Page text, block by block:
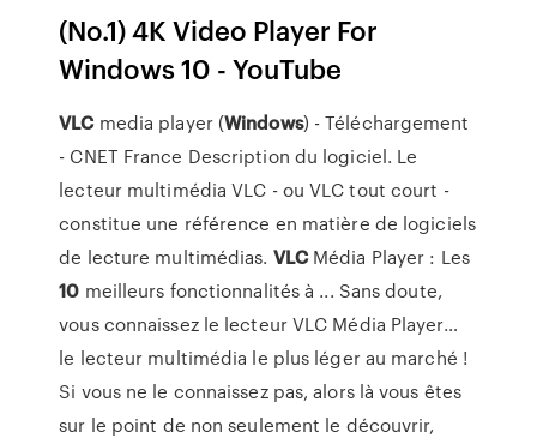
(No.1) 4K Video Player For
Windows 10 - YouTube
VLCmedia player (Windows) - Téléchargement
- CNET France Description du logiciel. Le
lecteur multimédia VLC - ou VLC tout court -
constitue une référence en matière de logiciels
de lecture multimédias. VLCMédia Player : Les
10 meilleurs fonctionnalités à ... Sans doute,
vous connaissez le lecteur VLC Média Player…
le lecteur multimédia le plus léger au marché !
Si vous ne le connaissez pas, alors là vous êtes
sur le point de non seulement le découvrir,